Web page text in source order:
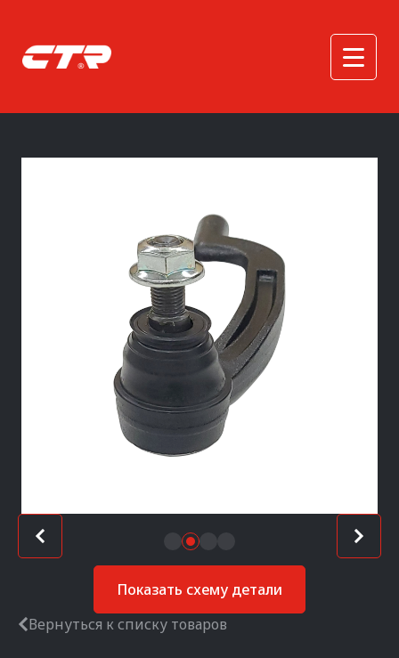
Показать схему детали
Вернуться к списку товаров